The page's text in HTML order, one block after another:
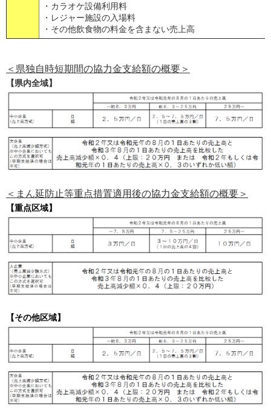
・カラオケ設備利用料
・レジャー施設の入場料
・その他飲食物の料金を含まない売上高
＜県独自時短期間の協力金支給額の概要＞
【県内全域】
＜まん延防止等重点措置適用後の協力金支給額の概要＞
【重点区域】
【その他区域】